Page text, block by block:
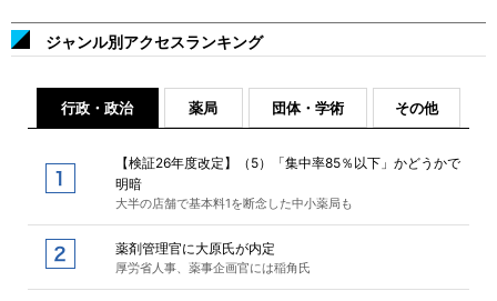
ジャンル別アクセスランキング
行政・政治 薬局 団体・学術 その他
【検証26年度改定】（5）「集中率85％以下」かどうかで
明暗
大半の店舗で基本料1を断念した中小薬局も
薬剤管理官に大原氏が内定
厚労省人事、薬事企画官には稲角氏